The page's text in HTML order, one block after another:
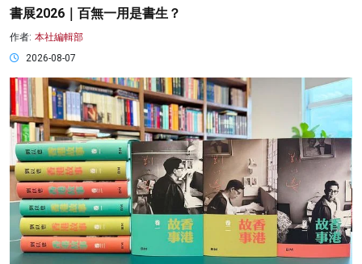
書展2026｜百無一用是書生？
作者: 本社編輯部
2026-08-07